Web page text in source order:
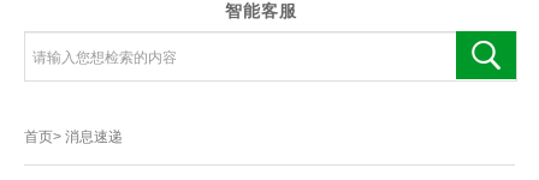
智能客服
首页> 消息速递